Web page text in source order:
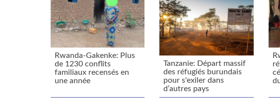
Rwanda-Gakenke: Plus
de 1230 conflits
familiaux recensés en
une année
Tanzanie: Départ massif
des réfugiés burundais
pour s'exiler dans
d’autres pays